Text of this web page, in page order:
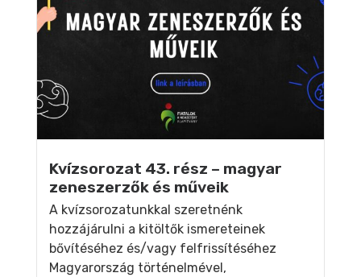
Kvízsorozat 43. rész – magyar
zeneszerzők és műveik
A kvízsorozatunkkal szeretnénk
hozzájárulni a kitöltők ismereteinek
bővítéséhez és/vagy felfrissítéséhez
Magyarország történelmével,